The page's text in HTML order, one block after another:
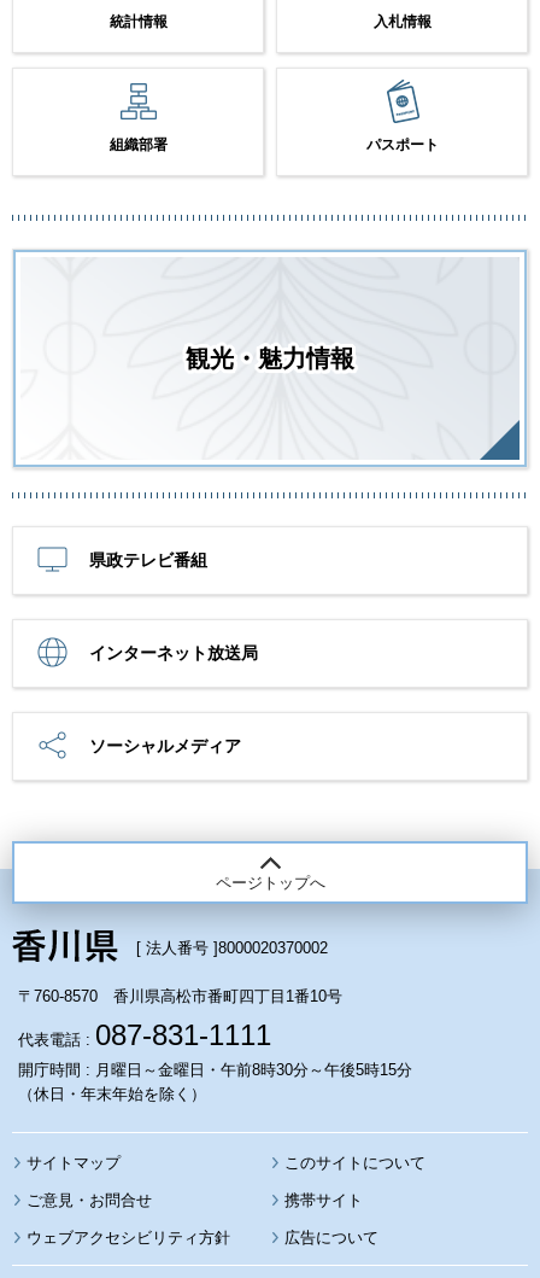
統計情報 入札情報
組織部署 パスポート
観光・魅力情報
県政テレビ番組
インターネット放送局
ソーシャルメディア
ページトップへ
[ 法人番号 ]8000020370002
〒760-8570 香川県高松市番町四丁目1番10号
代表電話 : 087-831-1111
開庁時間 : 月曜日～金曜日・午前8時30分～午後5時15分
（休日・年末年始を除く）
サイトマップ このサイトについて
携帯サイト
ウェブアクセシビリティ方針 広告について